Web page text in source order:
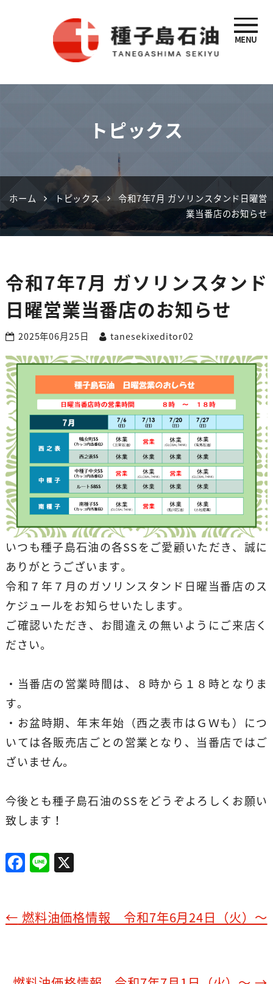
種子島石油
MENU
トピックス
ホーム トピックス
令和7年7月 ガソリンスタンド日曜営
業当番店のお知らせ
令和7年7月 ガソリンスタンド
日曜営業当番店のお知らせ
2025年06月25日 tanesekixeditor02
いつも種子島石油の各SSをご愛顧いただき、誠に
ありがとうございます。
令和７年７月のガソリンスタンド日曜当番店のス
ケジュールをお知らせいたします。
ご確認いただき、お間違えの無いようにご来店く
ださい。
・当番店の営業時間は、８時から１８時となりま
す。
・お盆時期、年末年始（西之表市はＧＷも）につ
いては各販売店ごとの営業となり、当番店ではご
ざいません。
今後とも種子島石油のSSをどうぞよろしくお願い
致します！
F
a
e
Li
n
X
← 燃料油価格情報 令和7年6月24日（火）～